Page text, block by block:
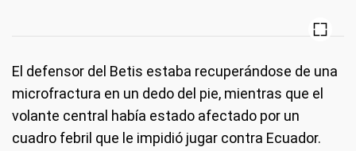
El defensor del Betis estaba recuperándose de una
microfractura en un dedo del pie, mientras que el
volante central había estado afectado por un
cuadro febril que le impidió jugar contra Ecuador.